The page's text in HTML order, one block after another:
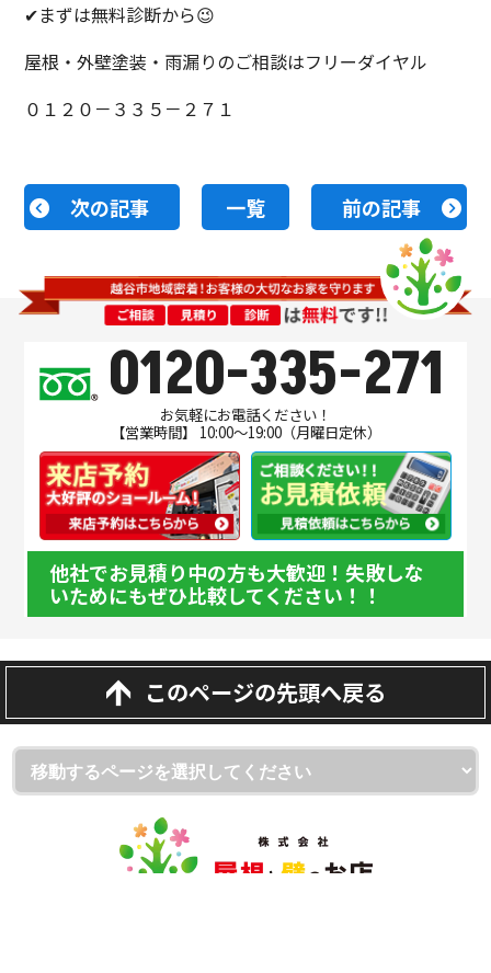
✔まずは無料診断から😉
屋根・外壁塗装・雨漏りのご相談はフリーダイヤル
０１２０－３３５－２７１
次の記事 一覧 前の記事
0120-335-271
お気軽にお電話ください！
【営業時間】 10:00～19:00（月曜日定休）
他社でお見積り中の方も大歓迎！失敗しな
いためにもぜひ比較してください！！
このページの先頭へ戻る